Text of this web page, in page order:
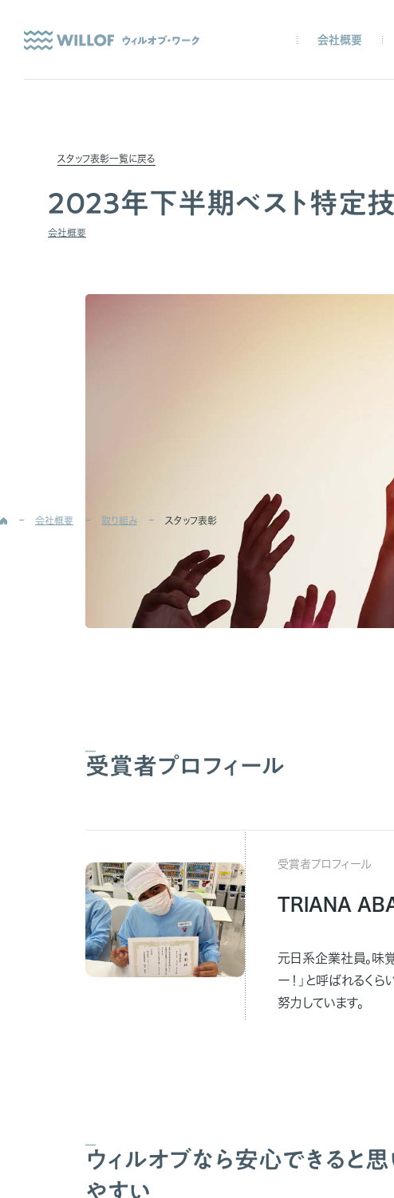
会社概要
スタッフ表彰一覧に戻る
2023年下半期ベスト特定
会社概要
会社概要 取り組み スタッフ表彰
受賞者プロフィール
受賞者プロフィール
TRIANA
元日系企業社員。味
ー！」と呼ばれるく
努力しています。
ウィルオブなら安心できると
やすい